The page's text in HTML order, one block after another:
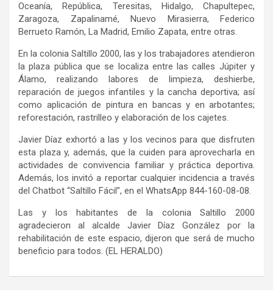
Oceanía, República, Teresitas, Hidalgo, Chapultepec,
Zaragoza, Zapalinamé, Nuevo Mirasierra, Federico
Berrueto Ramón, La Madrid, Emilio Zapata, entre otras.
En la colonia Saltillo 2000, las y los trabajadores atendieron
la plaza pública que se localiza entre las calles Júpiter y
Álamo, realizando labores de limpieza, deshierbe,
reparación de juegos infantiles y la cancha deportiva; así
como aplicación de pintura en bancas y en arbotantes;
reforestación, rastrilleo y elaboración de los cajetes.
Javier Díaz exhortó a las y los vecinos para que disfruten
esta plaza y, además, que la cuiden para aprovecharla en
actividades de convivencia familiar y práctica deportiva.
Además, los invitó a reportar cualquier incidencia a través
del Chatbot “Saltillo Fácil”, en el WhatsApp 844-160-08-08.
Las y los habitantes de la colonia Saltillo 2000
agradecieron al alcalde Javier Díaz González por la
rehabilitación de este espacio, dijeron que será de mucho
beneficio para todos. (EL HERALDO)